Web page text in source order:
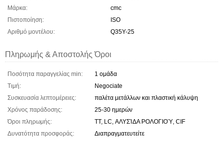
Μάρκα:
cmc
Πιστοποίηση:
ISO
Αριθμό μοντέλου:
Q35Y-25
Πληρωμής & Αποστολής Όροι
Ποσότητα παραγγελίας min:
1 ομάδα
Τιμή:
Negociate
Συσκευασία λεπτομέρειες:
παλέτα μετάλλων και πλαστική κάλυψη
Χρόνος παράδοσης:
25-30 ημερών
Όροι πληρωμής:
TT, LC, ΑΛΥΣΊΔΑ ΡΟΛΟΓΙΟΎ, CIF
Δυνατότητα προσφοράς:
Διαπραγματευτείτε